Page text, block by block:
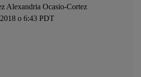
Alexandria Ocasio-Cortez
o 6:43 PDT